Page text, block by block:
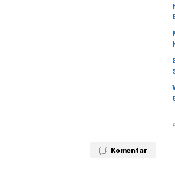
Komentar